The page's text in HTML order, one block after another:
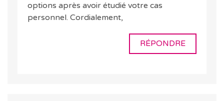
options après avoir étudié votre cas
personnel. Cordialement,
RÉPONDRE